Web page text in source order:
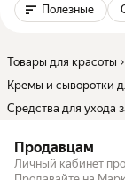
Полезные
Товары для красоты
Кремы и сыворотки
Средства для ухода
Продавцам
Личный кабинет